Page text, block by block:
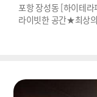
포항 장성동 [하이테
라이빗한 공간★최상